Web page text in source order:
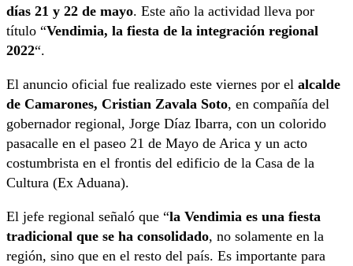
días 21 y 22 de mayo. Este año la actividad lleva por
título “Vendimia, la fiesta de la integración regional
2022“.
El anuncio oficial fue realizado este viernes por el alcalde
de Camarones, Cristian Zavala Soto, en compañía del
gobernador regional, Jorge Díaz Ibarra, con un colorido
pasacalle en el paseo 21 de Mayo de Arica y un acto
costumbrista en el frontis del edificio de la Casa de la
Cultura (Ex Aduana).
El jefe regional señaló que “la Vendimia es una fiesta
tradicional que se ha consolidado, no solamente en la
región, sino que en el resto del país. Es importante para